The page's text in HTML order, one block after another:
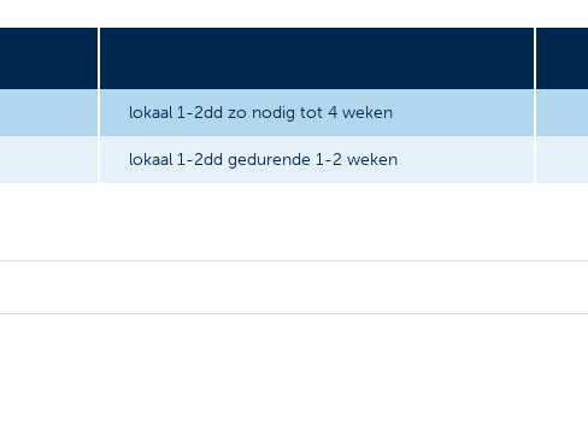
lokaal 1-2dd zo nodig tot 4 weken
lokaal 1-2dd gedurende 1-2 weken